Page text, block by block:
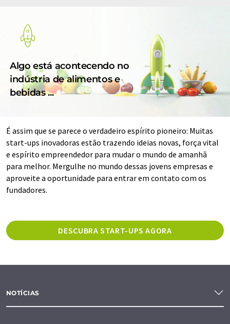
Algo está acontecendo no
indústria de alimentos e
bebidas ...
É assim que se parece o verdadeiro espírito pioneiro: Muitas
start-ups inovadoras estão trazendo ideias novas, força vital
e espírito empreendedor para mudar o mundo de amanhã
para melhor. Mergulhe no mundo dessas jovens empresas e
aproveite a oportunidade para entrar em contato com os
fundadores.
DESCUBRA START-UPS AGORA
NOTÍCIAS